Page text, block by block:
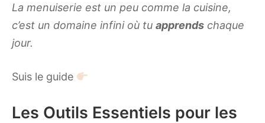
La menuiserie est un peu comme la cuisine,
c’est un domaine infini où tu apprends chaque
jour.
Suis le guide
Les Outils Essentiels pour les